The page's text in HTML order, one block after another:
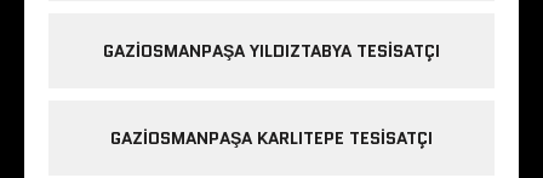
GAZIOSMANPAŞA YILDIZTABYA TESISATÇI
GAZIOSMANPAŞA KARLITEPE TESISATÇI